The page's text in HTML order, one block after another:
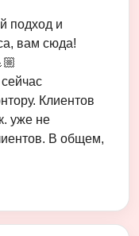
подход и
вам сюда!
Клиентов
уже не
В общем,